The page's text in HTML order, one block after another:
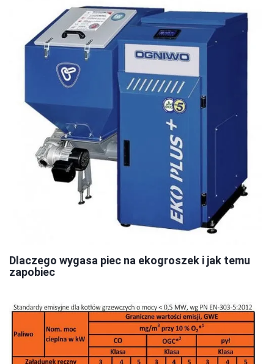
Dlaczego wygasa piec na ekogroszek i jak temu
zapobiec